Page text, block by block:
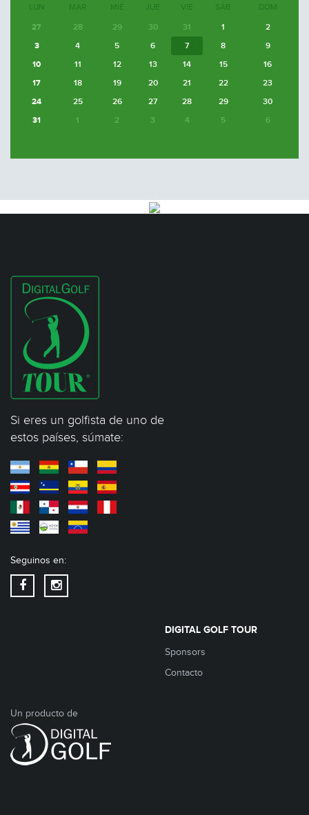
LUN MAR MIÉ JUE VIE SÁB DOM
27 28 29 30 31 1
2
3
4 5 6 7 8
9
10
11 12 13 14 15
16
17
18 19 20 21 22
23
24
25 26 27 28 29
30
31
1 2 3 4 5 6
Si eres un golfista de uno de
estos países, súmate:
Seguinos en:
DIGITAL GOLF TOUR
Sponsors
Contacto
Un producto de